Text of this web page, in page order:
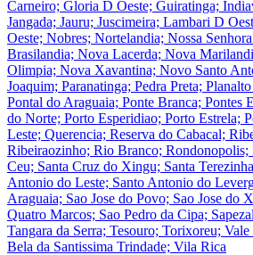
Carneiro; Gloria D Oeste; Guiratinga;
Jangada; Jauru; Juscimeira; Lambari D
Oeste; Nobres; Nortelandia; Nossa
Brasilandia; Nova Lacerda; Nova
Olimpia; Nova Xavantina; Novo Santo
Joaquim; Paranatinga; Pedra Preta;
Pontal do Araguaia; Ponte Branca; Pontes
do Norte; Porto Esperidiao; Porto Estrela;
Leste; Querencia; Reserva do Cabacal;
Ribeiraozinho; Rio Branco; Rondonopolis;
Ceu; Santa Cruz do Xingu; Santa
Antonio do Leste; Santo Antonio do
Araguaia; Sao Jose do Povo; Sao Jose do
Quatro Marcos; Sao Pedro da Cipa;
Tangara da Serra; Tesouro; Torixoreu;
Bela da Santissima Trindade; Vila Rica